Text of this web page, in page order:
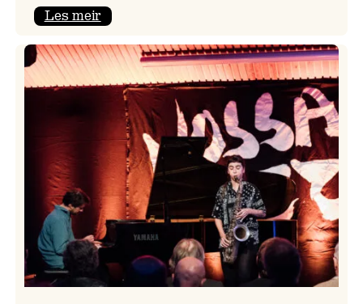
Les meir:
ein
Vossa
Jazz
utan
Badnajazz!